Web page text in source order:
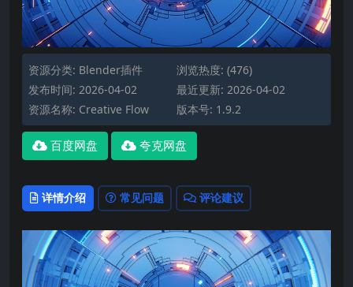
资源分类: Blender插件
浏览热度: (476)
发布时间: 2026-04-02
最近更新: 2026-04-02
资源名称: Creative Flow
版本号: 1.9.2
百度网盘 夸克网盘
详情介绍 常见问题 评论建议